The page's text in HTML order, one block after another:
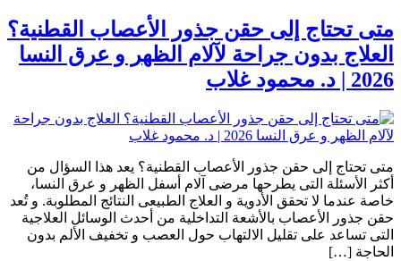
متى تحتاج إلى حقن جذور الأعصاب القطنية؟
العلاج بدون جراحة لآلام الظهر و عرق النسا
2026 | د. محمود غلاب
متى تحتاج إلى حقن جذور الأعصاب القطنية؟ يعد هذا السؤال من
أكثر الأسئلة التى يطرحها مرضى آلام أسفل الظهر و عرق النسا،
خاصة عندما لا تحقق الأدوية و العلاج الطبيعى النتائج المطلوبة. و تُعد
حقن جذور الأعصاب بالأشعة التداخلية من أحدث الوسائل العلاجية
التى تساعد على تقليل الالتهاب حول العصب و تخفيف الألم بدون
الحاجة […]